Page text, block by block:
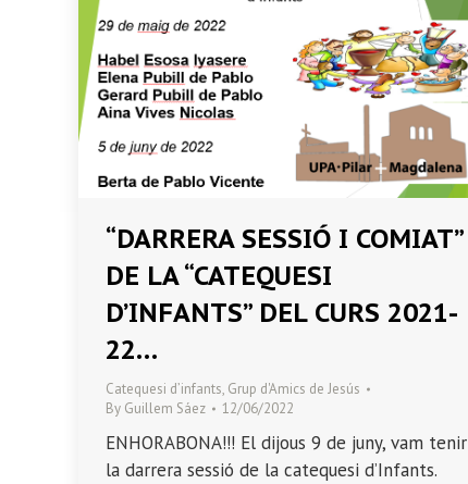
“DARRERA SESSIÓ I COMIAT”
DE LA “CATEQUESI
D’INFANTS” DEL CURS 2021-
22…
Catequesi d’infants, Grup d'Amics de Jesús
By Guillem Sáez 12/06/2022
ENHORABONA!!! El dijous 9 de juny, vam tenir
la darrera sessió de la catequesi d’Infants.